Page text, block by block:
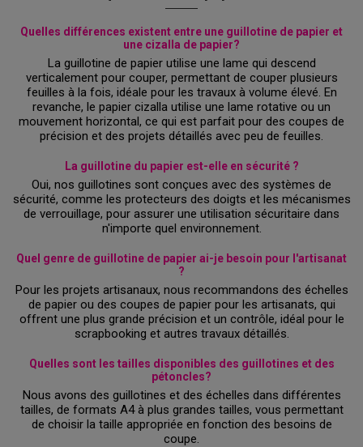
Quelles différences existent entre une guillotine de papier et
une cizalla de papier?
La guillotine de papier utilise une lame qui descend
verticalement pour couper, permettant de couper plusieurs
feuilles à la fois, idéale pour les travaux à volume élevé. En
revanche, le papier cizalla utilise une lame rotative ou un
mouvement horizontal, ce qui est parfait pour des coupes de
précision et des projets détaillés avec peu de feuilles.
La guillotine du papier est-elle en sécurité ?
Oui, nos guillotines sont conçues avec des systèmes de
sécurité, comme les protecteurs des doigts et les mécanismes
de verrouillage, pour assurer une utilisation sécuritaire dans
n'importe quel environnement.
Quel genre de guillotine de papier ai-je besoin pour l'artisanat
?
Pour les projets artisanaux, nous recommandons des échelles
de papier ou des coupes de papier pour les artisanats, qui
offrent une plus grande précision et un contrôle, idéal pour le
scrapbooking et autres travaux détaillés.
Quelles sont les tailles disponibles des guillotines et des
pétoncles?
Nous avons des guillotines et des échelles dans différentes
tailles, de formats A4 à plus grandes tailles, vous permettant
de choisir la taille appropriée en fonction des besoins de
coupe.